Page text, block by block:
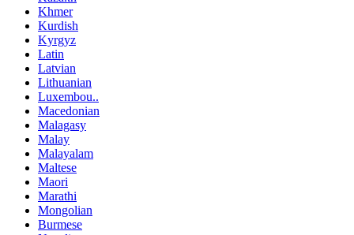
Khmer
Kurdish
Kyrgyz
Latin
Latvian
Lithuanian
Luxembou..
Macedonian
Malagasy
Malay
Malayalam
Maltese
Maori
Marathi
Mongolian
Burmese